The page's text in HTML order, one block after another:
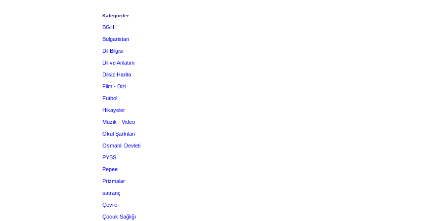
Kategoriler
BGH
Bulgaristan
Dil Bilgisi
Dil ve Anlatım
Dilsiz Harita
Film - Dizi
Futbol
Hikayeler
Müzik - Video
Okul Şarkıları
Osmanlı Devleti
PYBS
Pepee
Prizmalar
satranç
Çevre
Çocuk Sağlığı